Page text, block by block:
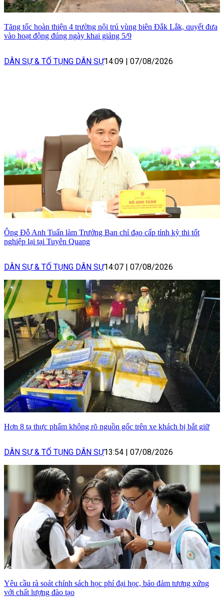
Tăng tốc hoàn thiện 4 trường nội trú vùng biên Đắk Lắk, quyết đưa
vào hoạt động đúng ngày khai giảng 5/9
DÂN SỰ & TỐ TỤNG DÂN SỰ14:09 07/08/2026
Ông Đỗ Anh Tuấn làm Trưởng Ban chỉ đạo cấp tỉnh kỳ thi tốt
nghiệp lại tại Tuyên Quang
DÂN SỰ & TỐ TỤNG DÂN SỰ14:07 07/08/2026
Hơn 8 tạ thực phẩm không rõ nguồn gốc trên xe khách bị bắt giữ
DÂN SỰ & TỐ TỤNG DÂN SỰ13:54 | 07/08/2026
Yêu cầu rà soát chính sách học phí đại học, bảo đảm tương xứng
với chất lượng đào tạo